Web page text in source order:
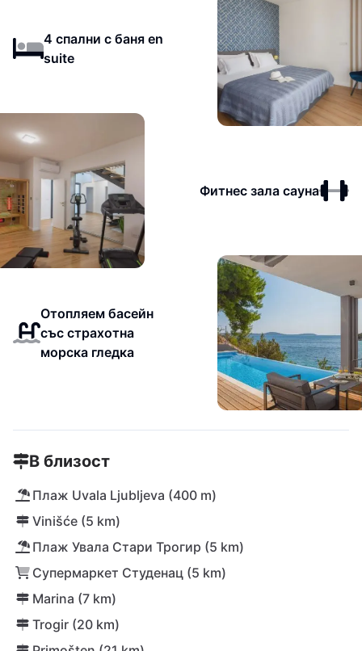
4 спални с баня en
suite
Фитнес зала сауна
Отопляем басейн
със страхотна
морска гледка
В близост
Плаж Uvala Ljubljeva (400 m)
Vinišće (5 km)
Плаж Увала Стари Трогир (5 km)
Супермаркет Студенац (5 km)
Marina (7 km)
Trogir (20 km)